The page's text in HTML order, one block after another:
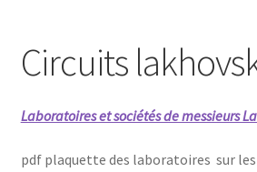
BIJOUX & MINÉRAUX
LIVRES ET ARTS DIVINATOIRES
PRODUITS DE BIEN ÊTRE
Circuits
Laboratoires et sociétés de messieurs
pdf plaquette des laboratoires sur